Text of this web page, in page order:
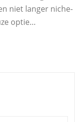
niet langer niche-
optie…